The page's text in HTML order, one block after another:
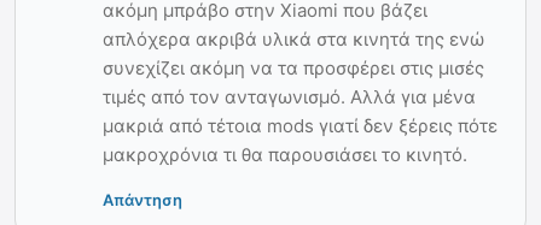
ακόμη μπράβο στην Xiaomi που βάζει
απλόχερα ακριβά υλικά στα κινητά της ενώ
συνεχίζει ακόμη να τα προσφέρει στις μισές
τιμές από τον ανταγωνισμό. Αλλά για μένα
μακριά από τέτοια mods γιατί δεν ξέρεις πότε
μακροχρόνια τι θα παρουσιάσει το κινητό.
Απάντηση